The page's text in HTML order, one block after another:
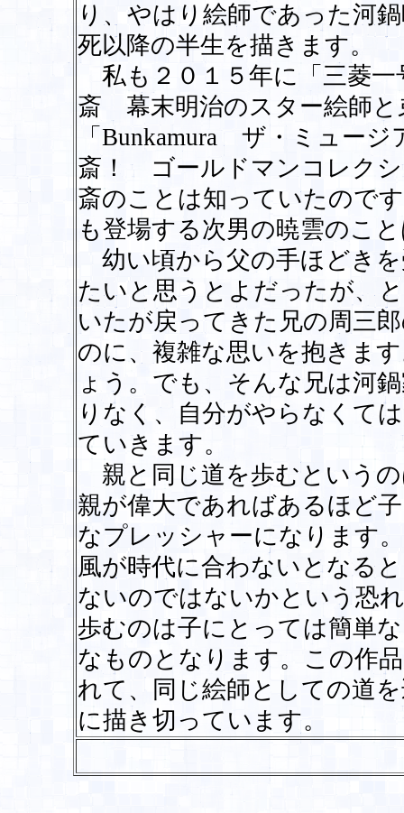
り、やはり絵師であった河
死以降の半生を描きます。
私も２０１５年に「三菱一
斎 幕末明治のスター絵師と
「Bunkamura ザ・ミュー
斎！ ゴールドマンコレク
斎のことは知っていたので
も登場する次男の暁雲のこ
幼い頃から父の手ほどき
たいと思うとよだったが、
いたが戻ってきた兄の周三
のに、複雑な思いを抱きま
ょう。でも、そんな兄は河
りなく、自分がやらなくて
ていきます。
親と同じ道を歩むという
親が偉大であればあるほど
なプレッシャーになります
風が時代に合わないとなる
ないのではないかという恐
歩むのは子にとっては簡単
なものとなります。この作
れて、同じ絵師としての道
に描き切っています。